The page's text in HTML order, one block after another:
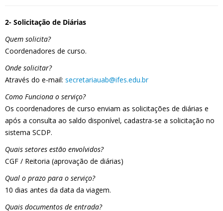
2- Solicitação de Diárias
Quem solicita?
Coordenadores de curso.
Onde solicitar?
Através do e-mail: secretariauab@ifes.edu.br
Como Funciona o serviço?
Os coordenadores de curso enviam as solicitações de diárias e
após a consulta ao saldo disponível, cadastra-se a solicitação no
sistema SCDP.
Quais setores estão envolvidos?
CGF / Reitoria (aprovação de diárias)
Qual o prazo para o serviço?
10 dias antes da data da viagem.
Quais documentos de entrada?